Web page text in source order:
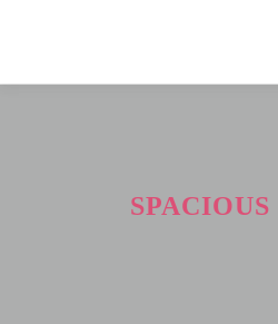
SPACIOUS